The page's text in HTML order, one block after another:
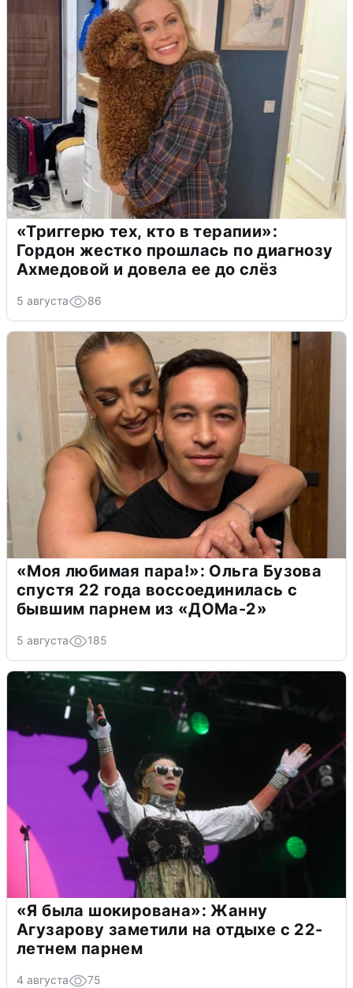
«Триггерю тех, кто в терапии»:
Гордон жестко прошлась по диагнозу
Ахмедовой и довела ее до слёз
5 августа 86
«Моя любимая пара!»: Ольга Бузова
спустя 22 года воссоединилась с
бывшим парнем из «ДОМа-2»
5 августа 185
«Я была шокирована»: Жанну
Агузарову заметили на отдыхе с 22-
летнем парнем
4 августа 75